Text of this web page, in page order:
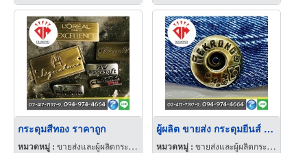
กระดุมสีทอง ราคาถูก
หมวดหมู่ : ขายส่งและผู้ผลิตกระดุม
ผู้ผลิต ขายส่ง กระดุมยีนส์ ราคา
หมวดหมู่ :ขายส่งและผู้ผลิตกระดุม